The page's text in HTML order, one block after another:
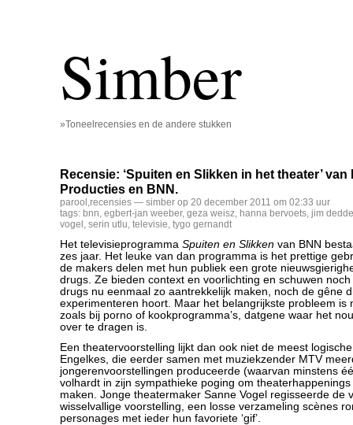
Simber
»Toneelrecensies en de andere stukken
Recensie: ‘Spuiten en Slikken in het theater’
Producties en BNN.
parool ,recensies — simber op 20 december 2011 om 02:33 uur
tags: bnn, egbert-jan weeber, geza weisz, hanna bervoets, jim
vogel , serin utlu, televisie, tygo gernandt
Het televisieprogramma Spuiten en Slikken van BNN
zes jaar. Het leuke van dan programma is het prettige
de makers delen met hun publiek een grote
drugs. Ze bieden context en voorlichting en schuwen
drugs nu eenmaal zo aantrekkelijk maken, noch de gêne
experimenteren hoort. Maar het belangrijkste probleem is
zoals bij porno of kookprogramma’s, datgene waar het
over te dragen is.
Een theatervoorstelling lijkt dan ook niet de meest
Engelkes, die eerder samen met muziekzender MTV
jongerenvoorstellingen produceerde (waarvan minstens
volhardt in zijn sympathieke poging om
maken. Jonge theatermaker Sanne Vogel regisseerde de
wisselvallige voorstelling, een losse verzameling scènes
personages met ieder hun favoriete ‘gif’.